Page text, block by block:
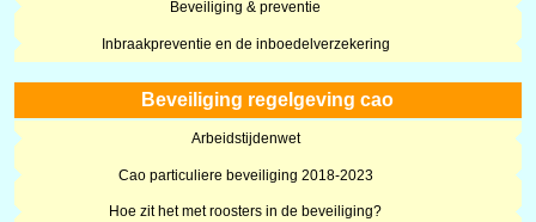
Beveiliging & preventie
Inbraakpreventie en de inboedelverzekering
Beveiliging regelgeving cao
Arbeidstijdenwet
Cao particuliere beveiliging 2018-2023
Hoe zit het met roosters in de beveiliging?